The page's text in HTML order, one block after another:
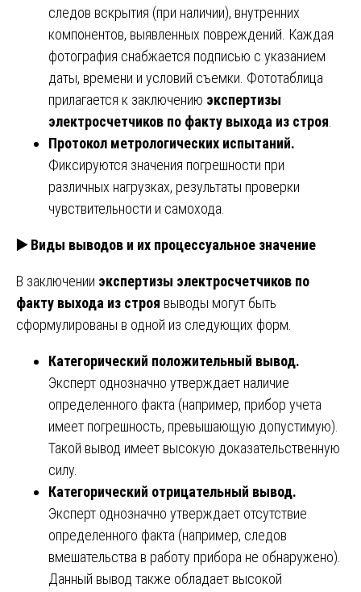
следов вскрытия (при наличии), внутренних
компонентов, выявленных повреждений. Каждая
фотография снабжается подписью с указанием
даты, времени и условий съемки. Фототаблица
прилагается к заключению экспертизы
электросчетчиков по факту выхода из строя
Протокол метрологических испытаний.
Фиксируются значения погрешности при
различных нагрузках, результаты проверки
чувствительности и самохода.
▶️Виды выводов и их процессуальное значение
В заключении экспертизы электросчетчиков по
факту выхода из строя выводы могут быть
сформулированы в одной из следующих форм.
Категорический положительный вывод.
Эксперт однозначно утверждает наличие
определенного факта (например, прибор учета
имеет погрешность, превышающую допустимую).
Такой вывод имеет высокую доказательственную
силу.
Категорический отрицательный вывод.
Эксперт однозначно утверждает отсутствие
определенного факта (например, следов
вмешательства в работу прибора не обнаружено).
Данный вывод также обладает высокой